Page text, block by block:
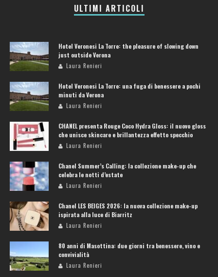
ULTIMI ARTICOLI
Hotel Veronesi La Torre: the pleasure of slowing down
just outside Verona
Laura Renieri
Hotel Veronesi La Torre: una fuga di benessere a pochi
minuti da Verona
Laura Renieri
CHANEL presenta Rouge Coco Hydra Gloss: il nuovo gloss
che unisce skincare e brillantezza effetto specchio
Laura Renieri
Chanel Summer’s Calling: la collezione make-up che
celebra le notti d’estate
Laura Renieri
Chanel LES BEIGES 2026: la nuova collezione make-up
ispirata alla luce di Biarritz
Laura Renieri
80 anni di Masottina: due giorni tra benessere, vino e
convivialità
Laura Renieri